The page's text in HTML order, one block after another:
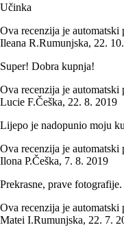
Učinka
Ova recenzija je automatski
Ileana R.Rumunjska, 22.
Super! Dobra kupnja!
Ova recenzija je automatski
Lucie F.Češka, 22. 8. 2019
Lijepo je nadopunio moju
Ova recenzija je automatski
Ilona P.Češka, 7. 8. 2019
Prekrasne, prave
Ova recenzija je automatski
Matei I.Rumunjska, 22. 7.